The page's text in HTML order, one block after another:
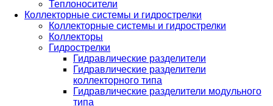
Теплоносители
Коллекторные системы и гидрострелки
Коллекторные системы и гидрострелки
Коллекторы
Гидрострелки
Гидравлические разделители
Гидравлические разделители
коллекторного типа
Гидравлические разделители модульного
типа